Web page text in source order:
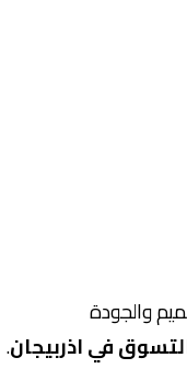
والجودة
في اذربيجان.